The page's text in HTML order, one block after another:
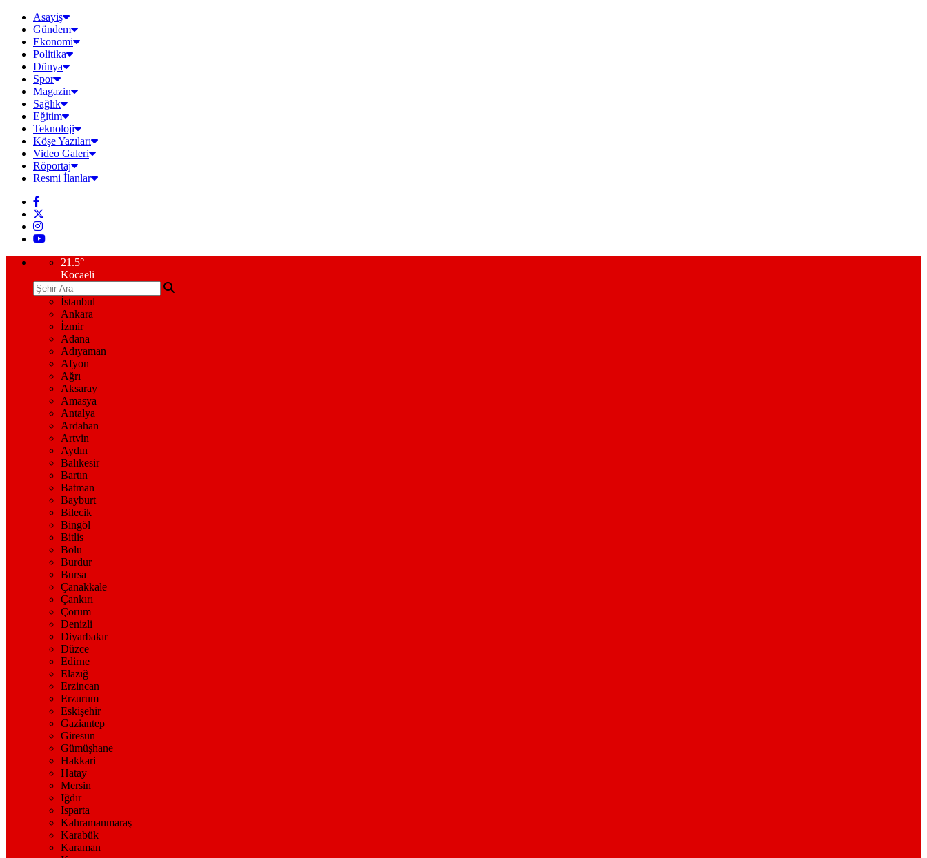
Asayiş
Gündem
Ekonomi
Politika
Dünya
Spor
Magazin
Sağlık
Eğitim
Teknoloji
Köşe Yazıları
Video Galeri
Röportaj
Resmi İlanlar
21.5°
Kocaeli
İstanbul
Ankara
İzmir
Adana
Adıyaman
Afyon
Ağrı
Aksaray
Amasya
Antalya
Ardahan
Artvin
Aydın
Balıkesir
Bartın
Batman
Bayburt
Bilecik
Bingöl
Bitlis
Bolu
Burdur
Bursa
Çanakkale
Çankırı
Çorum
Denizli
Diyarbakır
Düzce
Edirne
Elazığ
Erzincan
Erzurum
Eskişehir
Gaziantep
Giresun
Gümüşhane
Hakkari
Hatay
Mersin
Iğdır
Isparta
Kahramanmaraş
Karabük
Karaman